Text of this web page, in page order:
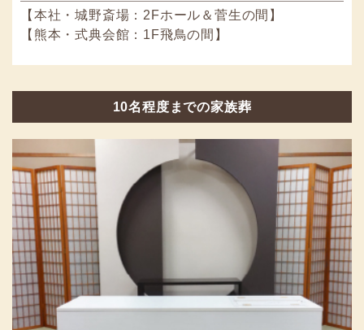
【本社・城野斎場：2Fホール＆菅生の間】
【熊本・式典会館：1F飛鳥の間】
10名程度までの家族葬